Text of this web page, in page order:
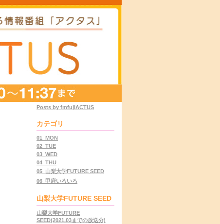
Posts by fmfujiACTUS
カテゴリ
01_MON
02_TUE
03_WED
04_THU
05_山梨大学FUTURE SEED
06_甲府いろいろ
山梨大学FUTURE SEED
山梨大学FUTURE
SEED(2021.03までの放送分)